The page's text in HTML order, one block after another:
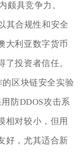
颇具竞争力。
其合规性和安全
大利亚数字货币
投资者信任。
区块链安全实验
防DDOS攻击系
相对较小，但用
好，尤其适合新